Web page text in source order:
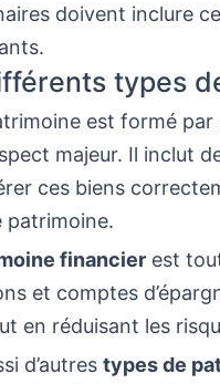
doivent inclure
types
est formé
majeur. Il inclut
ces biens
patrimoine.
financier est
et comptes
en réduisant les
d’autres types de